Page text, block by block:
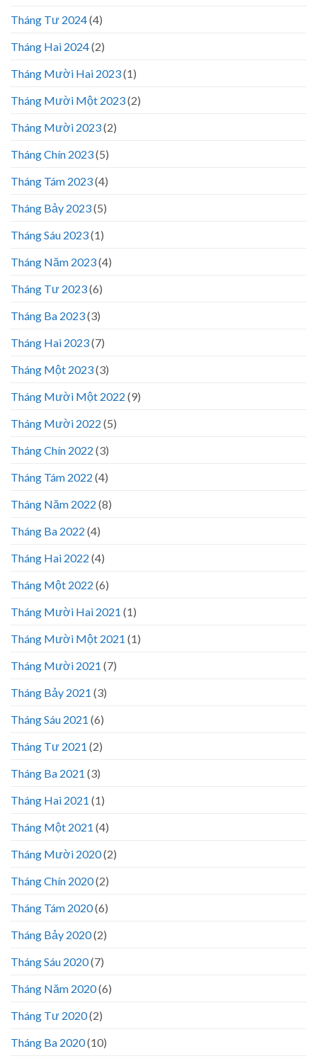
Tháng Tư 2024(4)
Tháng Hai 2024(2)
Tháng Mười Hai 2023(1)
Tháng Mười Một 2023(2)
Tháng Mười 2023(2)
Tháng Chín 2023(5)
Tháng Tám 2023(4)
Tháng Bảy 2023(5)
Tháng Sáu 2023(1)
Tháng Năm 2023(4)
Tháng Tư 2023(6)
Tháng Ba 2023(3)
Tháng Hai 2023(7)
Tháng Một 2023(3)
Tháng Mười Một 2022 (9)
Tháng Mười 2022 (5)
Tháng Chín 2022 (3)
Tháng Tám 2022 (4)
Tháng Năm 2022 (8)
Tháng Ba 2022 (4)
Tháng Hai 2022 (4)
Tháng Một 2022 (6)
Tháng Mười Hai 2021 (1)
Tháng Mười Một 2021 (1)
Tháng Mười 2021 (7)
Tháng Bảy 2021 (3)
Tháng Sáu 2021 (6)
Tháng Tư 2021 (2)
Tháng Ba 2021 (3)
Tháng Hai 2021 (1)
Tháng Một 2021 (4)
Tháng Mười 2020(2)
Tháng Chín 2020(2)
Tháng Tám 2020(6)
Tháng Bảy 2020(2)
Tháng Sáu 2020(7)
Tháng Năm 2020(6)
Tháng Tư 2020(2)
Tháng Ba 2020(10)